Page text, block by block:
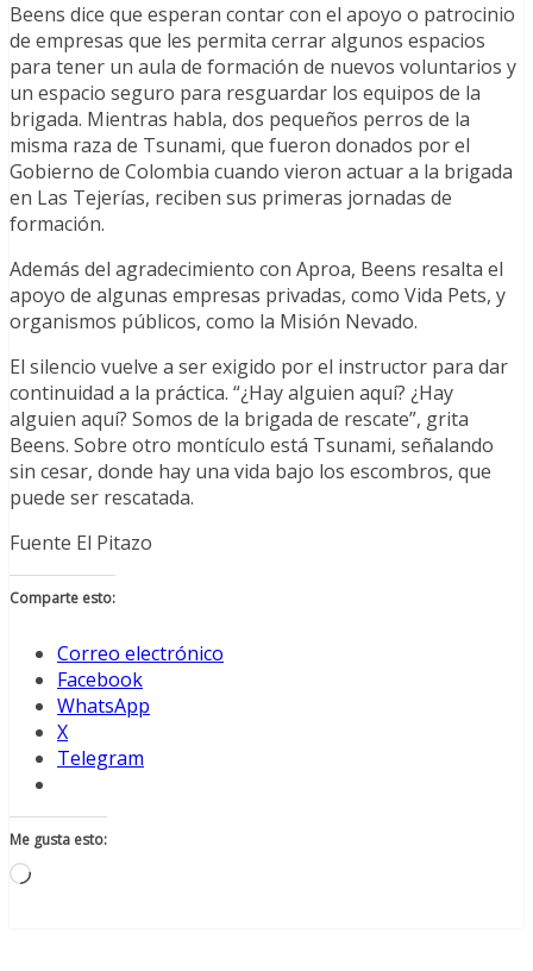
Beens dice que esperan contar con el apoyo o patrocinio
de empresas que les permita cerrar algunos espacios
para tener un aula de formación de nuevos voluntarios y
un espacio seguro para resguardar los equipos de la
brigada. Mientras habla, dos pequeños perros de la
misma raza de Tsunami, que fueron donados por el
Gobierno de Colombia cuando vieron actuar a la brigada
en Las Tejerías, reciben sus primeras jornadas de
formación.
Además del agradecimiento con Aproa, Beens resalta el
apoyo de algunas empresas privadas, como Vida Pets, y
organismos públicos, como la Misión Nevado.
El silencio vuelve a ser exigido por el instructor para dar
continuidad a la práctica. “¿Hay alguien aquí? ¿Hay
alguien aquí? Somos de la brigada de rescate”, grita
Beens. Sobre otro montículo está Tsunami, señalando
sin cesar, donde hay una vida bajo los escombros, que
puede ser rescatada.
Fuente El Pitazo
Comparte esto:
Correo electrónico
Facebook
WhatsApp
X
Telegram
Me gusta esto:
Cargando...